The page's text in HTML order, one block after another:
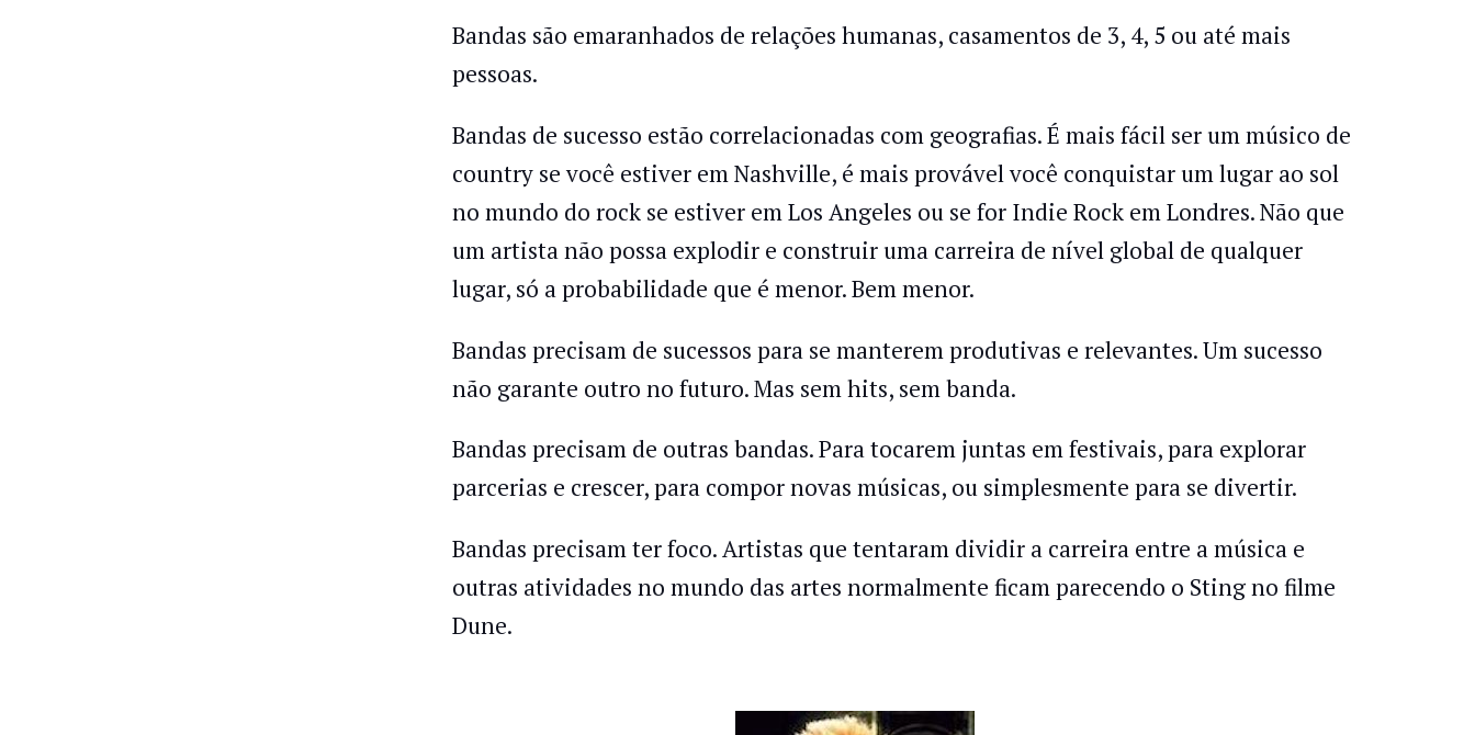
Bandas são emaranhados de relações humanas, casamentos de 3, 4, 5 ou até mais
pessoas.
Bandas de sucesso estão correlacionadas com geografias. É mais fácil ser um músico de
country se você estiver em Nashville, é mais provável você conquistar um lugar ao sol
no mundo do rock se estiver em Los Angeles ou se for Indie Rock em Londres. Não que
um artista não possa explodir e construir uma carreira de nível global de qualquer
lugar, só a probabilidade que é menor. Bem menor.
Bandas precisam de sucessos para se manterem produtivas e relevantes. Um sucesso
não garante outro no futuro. Mas sem hits, sem banda.
Bandas precisam de outras bandas. Para tocarem juntas em festivais, para explorar
parcerias e crescer, para compor novas músicas, ou simplesmente para se divertir.
Bandas precisam ter foco. Artistas que tentaram dividir a carreira entre a música e
outras atividades no mundo das artes normalmente ficam parecendo o Sting no filme
Dune.